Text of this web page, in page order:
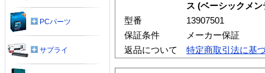
ス (ベーシックメ
型番
13907501
保証条件
メーカー保証
返品について
特定商取引法に基
PCパーツ
サプライ